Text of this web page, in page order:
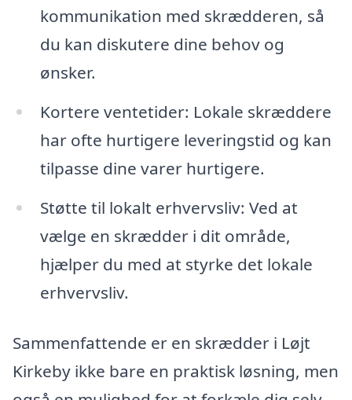
kommunikation med skrædderen, så
du kan diskutere dine behov og
ønsker.
Kortere ventetider: Lokale skræddere
har ofte hurtigere leveringstid og kan
tilpasse dine varer hurtigere.
Støtte til lokalt erhvervsliv: Ved at
vælge en skrædder i dit område,
hjælper du med at styrke det lokale
erhvervsliv.
Sammenfattende er en skrædder i Løjt
Kirkeby ikke bare en praktisk løsning, men